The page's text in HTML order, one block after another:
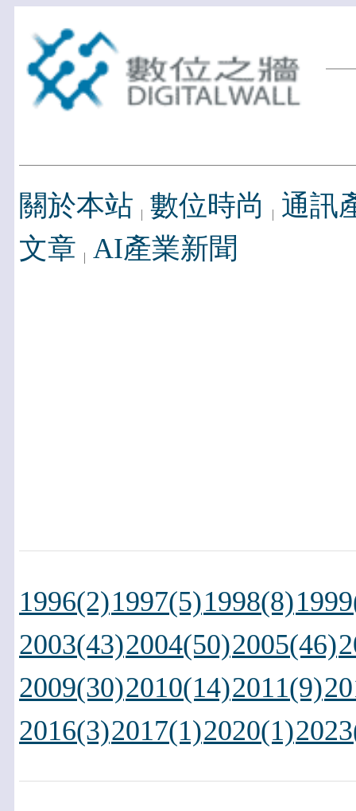
關於本站 數位時尚
通訊
文章 AI產業新聞
1996(2)1997(5)1998(8)
2003(43)2004(50)2005(46)
2009(30)2010(14)2011(9)
2016(3)2017(1)2020(1)